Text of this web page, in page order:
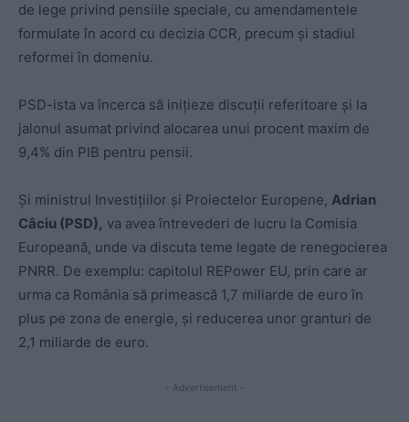
de lege privind pensiile speciale, cu amendamentele
formulate în acord cu decizia CCR, precum şi stadiul
reformei în domeniu.
PSD-ista va încerca să inițieze discuţii referitoare și la
jalonul asumat privind alocarea unui procent maxim de
9,4% din PIB pentru pensii.
Și ministrul Investiţiilor şi Proiectelor Europene, Adrian
Câciu (PSD), va avea întrevederi de lucru la Comisia
Europeană, unde va discuta teme legate de renegocierea
PNRR. De exemplu: capitolul REPower EU, prin care ar
urma ca România să primească 1,7 miliarde de euro în
plus pe zona de energie, şi reducerea unor granturi de
2,1 miliarde de euro.
- Advertisement -